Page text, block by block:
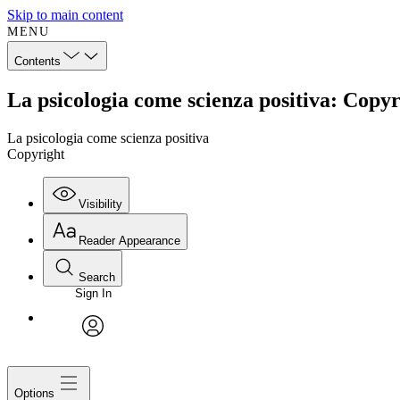
Skip to main content
MENU
Contents
La psicologia come scienza positiva:
La psicologia come scienza positiva
Copyright
Visibility
Reader Appearance
Search
Sign In
Options